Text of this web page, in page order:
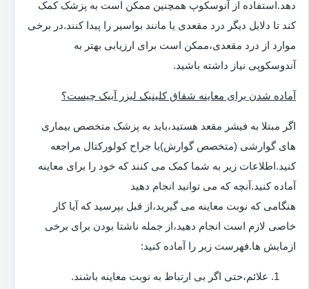
دهد.استفاده از آنوسکوپ همچنین ممکن است به پزشک کمک
کند تا دلایل دیگر درد مقعدی یا مانند بواسیر را پیدا کنند.در برخی
موارد از درد مقعدی،ممکن است برای ارزیابی بهتر به
آندوسکوپی نیاز داشته باشید.
آماده شدن برای معاینه شقاق کلینیک لیزر آبیک چیست؟
اگر مبتلا به فیشر مقعد هستید،باید به پزشک متخصص بیماری
های گوارشی (متخصص گوارش)یا جراح کولورکتال مراجعه
کنید.اطلاعات زیر به شما کمک می کنند که خود را برای معاینه
آماده کنید.آنچه که می توانید انجام دهید
هنگامی که نوبت معاینه می گیرید،از قبل بپرسید که آیا کار
خاصی لازم است انجام دهید،از جمله ناشتا بودن برای برخی
ازمایش ها.فهرست زیر را آماده کنید:
علائم،حتی اگر بی ارتباط به نوبت معاینه باشند.